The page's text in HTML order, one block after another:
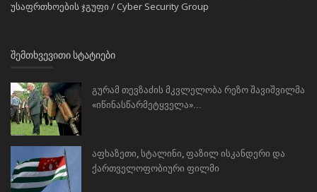
უსაფრთხოების ჯგუფი / Cyber Security Group
ᲨᲔᲛᲗᲮᲕᲔᲕᲘᲗᲘ ᲡᲢᲐᲢᲘᲔᲑᲘ
გურამ თევზაძის მკვლელობა რეზო შავიშვილმა
«იწინასწარმეტყველა»...
აფხაზეთი, სტალინი, ფაზილ ისკანდერი და
ქართველოფობიური ფილმი